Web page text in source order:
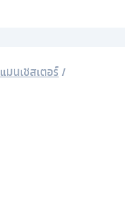
แมนเชสเตอร์/